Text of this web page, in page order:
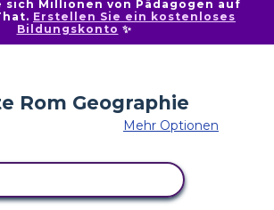
sich Millionen von Pädagogen auf
Erstellen Sie ein kostenloses
Bildungskonto ✨
Mehr Optionen